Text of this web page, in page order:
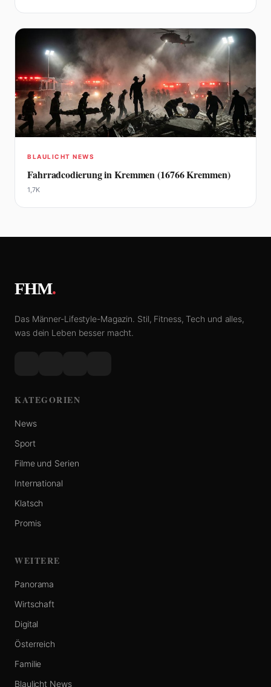
BLAULICHT NEWS
Fahrradcodierung in Kremmen (16766 Kremmen)
1,7K
FHM.
Das Männer-Lifestyle-Magazin. Stil, Fitness, Tech und alles,
was dein Leben besser macht.
KATEGORIEN
News
Sport
Filme und Serien
International
Klatsch
Promis
WEITERE
Panorama
Wirtschaft
Digital
Österreich
Familie
Blaulicht News